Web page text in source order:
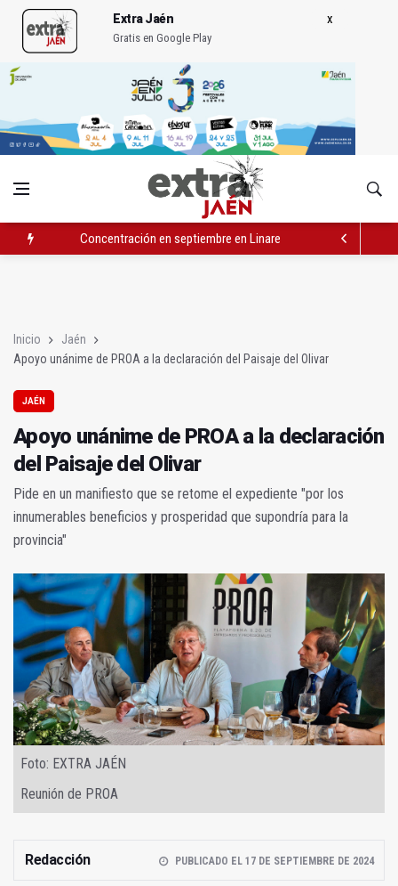
Extra Jaén
Gratis en Google Play
Concentración en septiembre en Linares-Baeza por el
Inicio
Jaén
Apoyo unánime de PROA a la declaración del Paisaje del Olivar
JAÉN
Apoyo unánime de PROA a la declaración
del Paisaje del Olivar
Pide en un manifiesto que se retome el expediente "por los
innumerables beneficios y prosperidad que supondría para la
provincia"
Foto: EXTRA JAÉN
Reunión de PROA
Redacción PUBLICADO EL 17 DE SEPTIEMBRE DE 2024